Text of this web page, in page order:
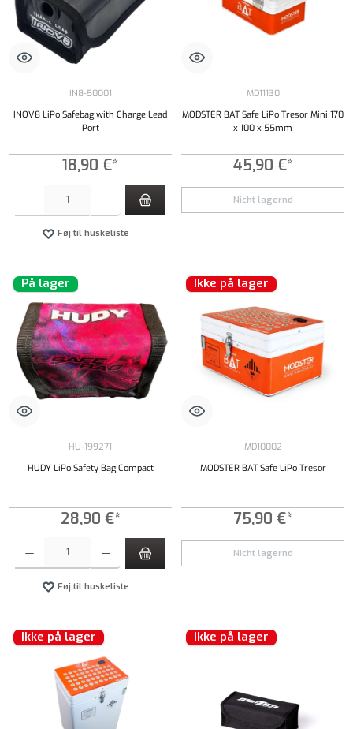
IN8-50001
INOV8 LiPo Safebag with Charge Lead
Port
18,90 €*
Produktmængde: Indtast det ønskede beløb, eller brug knapperne til at øge eller formindske
Føj til huskeliste
MD11130
MODSTER BAT Safe LiPo Tresor Mini 170
x 100 x 55mm
45,90 €*
Nicht lagernd
På lager
HU-199271
HUDY LiPo Safety Bag Compact
28,90 €*
Produktmængde: Indtast det ønskede beløb, eller brug knapperne til at øge eller formindske
Føj til huskeliste
Ikke på lager
MD10002
MODSTER BAT Safe LiPo Tresor
75,90 €*
Nicht lagernd
Ikke på lager Ikke på lager